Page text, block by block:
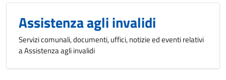
Assistenza agli invalidi
Servizi comunali, documenti, uffici, notizie ed eventi relativi
a Assistenza agli invalidi